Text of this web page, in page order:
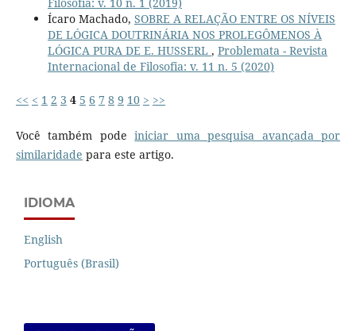
Filosofia: v. 10 n. 1 (2019)
Ícaro Machado, SOBRE A RELAÇÃO ENTRE OS NÍVEIS
DE LÓGICA DOUTRINÁRIA NOS PROLEGÔMENOS À
LÓGICA PURA DE E. HUSSERL , Problemata - Revista
Internacional de Filosofia: v. 11 n. 5 (2020)
<< < 1 2 3 4 5 6 7 8 9 10 > >>
Você também podeiniciar uma pesquisa avançada por
similaridade para este artigo.
IDIOMA
English
Português (Brasil)